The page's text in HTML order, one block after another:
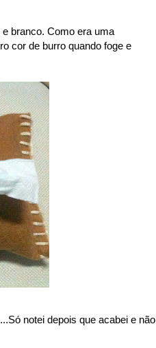
branco. Como era uma
cor de burro quando foge e
notei depois que acabei e não